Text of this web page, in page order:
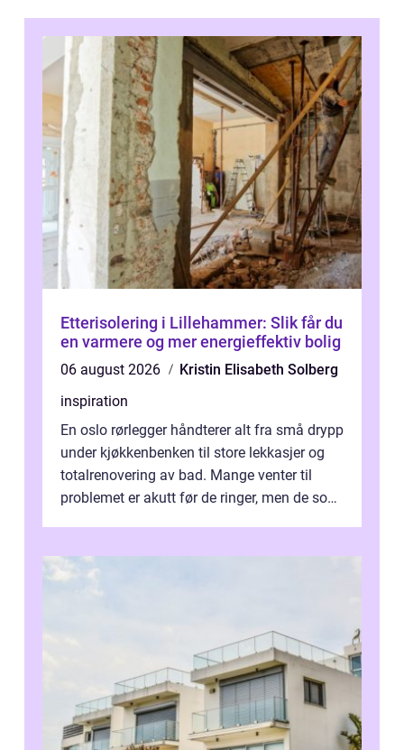
Etterisolering i Lillehammer: Slik får du
en varmere og mer energieffektiv bolig
06 august 2026
Kristin Elisabeth Solberg
inspiration
En oslo rørlegger håndterer alt fra små drypp
under kjøkkenbenken til store lekkasjer og
totalrenovering av bad. Mange venter til
problemet er akutt før de ringer, men de som